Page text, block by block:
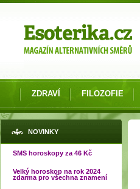
ZDRAVÍ FILOZOFIE
NOVINKY
SMS horoskopy za 46 Kč
Velký horoskop na rok 2024
zdarma pro všechna znamení